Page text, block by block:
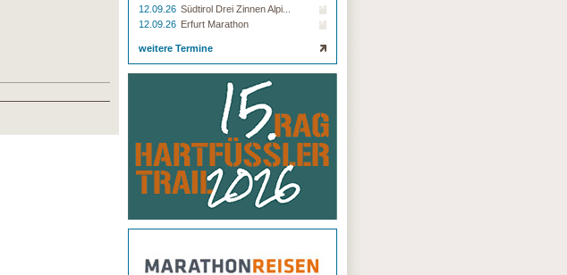
12.09.26 Südtirol Drei Zinnen Alpi...
12.09.26 Erfurt Marathon
weitere Termine